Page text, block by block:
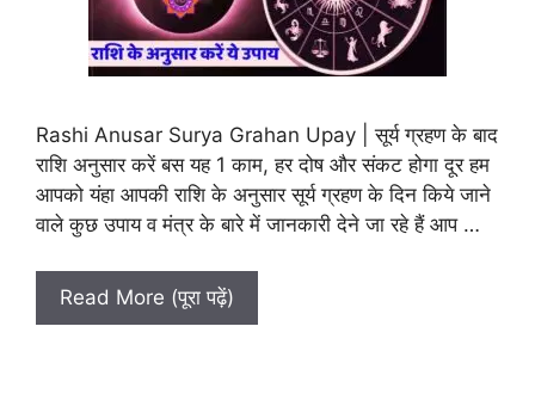
Rashi Anusar Surya Grahan Upay | सूर्य ग्रहण के बाद
राशि अनुसार करें बस यह 1 काम, हर दोष और संकट होगा दूर हम
आपको यंहा आपकी राशि के अनुसार सूर्य ग्रहण के दिन किये जाने
वाले कुछ उपाय व मंत्र के बारे में जानकारी देने जा रहे हैं आप …
Read More (पूरा पढ़ें)